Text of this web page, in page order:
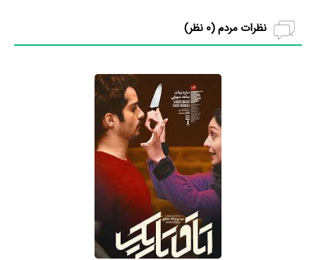
نظرات مردم (0 نظر)